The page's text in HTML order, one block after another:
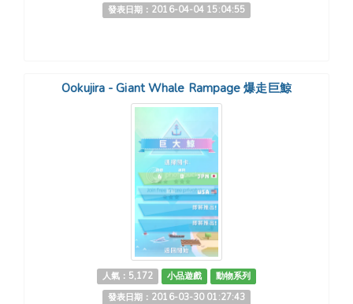
發表日期：2016-04-04 15:04:55
Ookujira - Giant Whale Rampage 爆走巨鯨
人氣：5,172 小品遊戲
動物系列
發表日期：2016-03-30 01:27:43